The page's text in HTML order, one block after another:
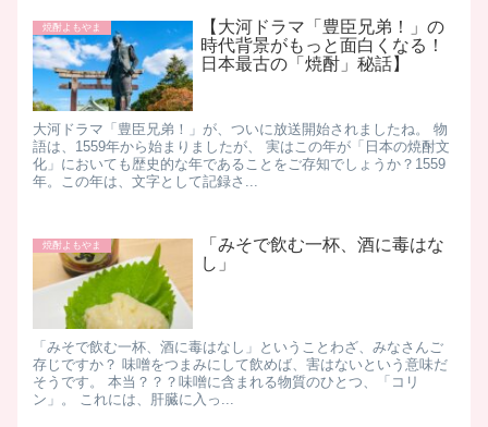
焼酎よもやま
【大河ドラマ「豊臣兄弟！」の
時代背景がもっと面白くなる！
日本最古の「焼酎」秘話】
大河ドラマ「豊臣兄弟！」が、ついに放送開始されましたね。 物
語は、1559年から始まりましたが、 実はこの年が「日本の焼酎文
化」においても歴史的な年であることをご存知でしょうか？ ​1559
年。この年は、文字として記録さ...
焼酎よもやま
「みそで飲む一杯、酒に毒はな
し」
「みそで飲む一杯、酒に毒はなし」ということわざ、みなさんご
存じですか？ 味噌をつまみにして飲めば、害はないという意味だ
そうです。 本当？？？ ​ 味噌に含まれる物質のひとつ、「コリ
ン」。 これには、肝臓に入っ...